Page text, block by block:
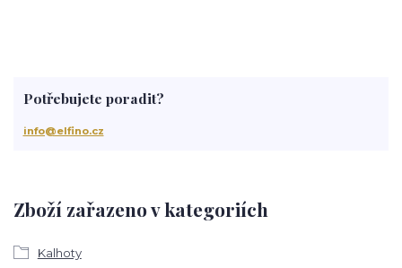
Zboží zařazeno v kategoriích
Kalhoty
Potřebujete poradit?
info@elfino.cz